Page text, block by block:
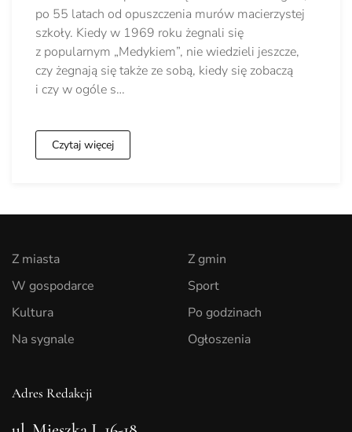
po 55 latach od opuszczenia murów macierzystej
szkoły. Kiedy w 1969 roku żegnali się
z popularnym „Medykiem”, nie wiedzieli jeszcze,
czy żegnają się także ze sobą, kiedy się zobaczą
i czy w ogóle s…
Czytaj więcej
Z miasta
W gospodarce
Kultura
Na sygnale
Z gmin
Sport
Po godzinach
Ogłoszenia
Adres Redakcji